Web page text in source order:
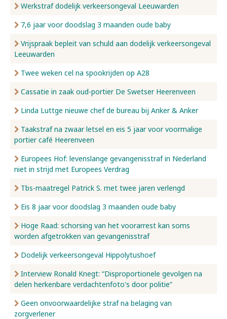
Werkstraf dodelijk verkeersongeval Leeuwarden
7,6 jaar voor doodslag 3 maanden oude baby
Vrijspraak bepleit van schuld aan dodelijk verkeersongeval
Leeuwarden
Twee weken cel na spookrijden op A28
Cassatie in zaak oud-portier De Swetser Heerenveen
Linda Luttge nieuwe chef de bureau bij Anker & Anker
Taakstraf na zwaar letsel en eis 5 jaar voor voormalige
portier café Heerenveen
Europees Hof: levenslange gevangenisstraf in Nederland
niet in strijd met Europees Verdrag
Tbs-maatregel Patrick S. met twee jaren verlengd
Eis 8 jaar voor doodslag 3 maanden oude baby
Hoge Raad: schorsing van het voorarrest kan soms
worden afgetrokken van gevangenisstraf
Dodelijk verkeersongeval Hippolytushoef
Interview Ronald Knegt: “Disproportionele gevolgen na
delen herkenbare verdachtenfoto's door politie”
Geen onvoorwaardelijke straf na belaging van
zorgverlener